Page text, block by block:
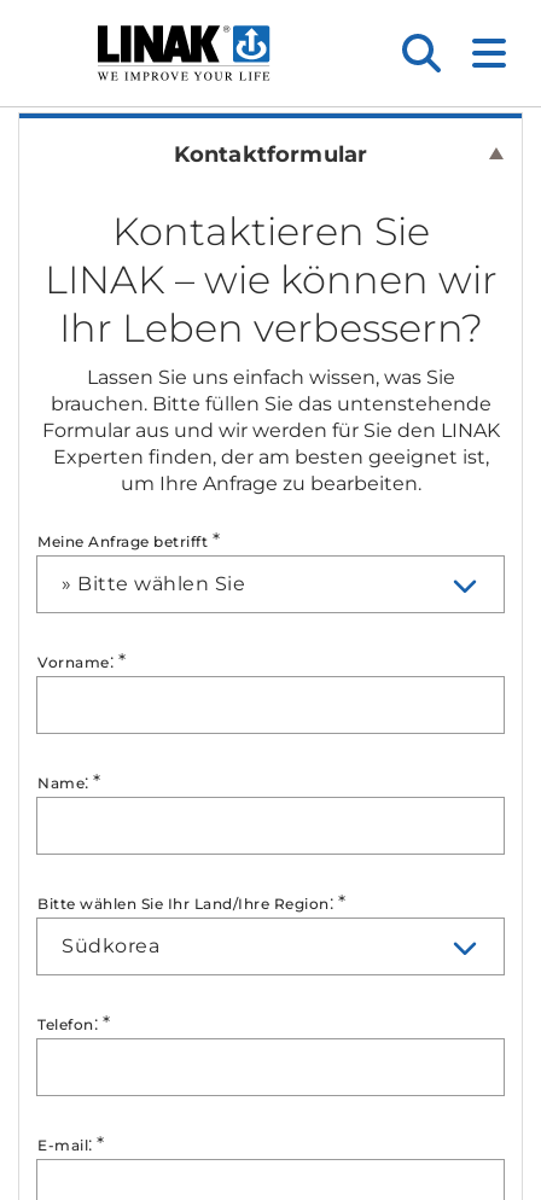
Kontaktformular
Kontaktieren Sie
LINAK – wie können wir
Ihr Leben verbessern?
Lassen Sie uns einfach wissen, was Sie
brauchen. Bitte füllen Sie das untenstehende
Formular aus und wir werden für Sie den LINAK
Experten finden, der am besten geeignet ist,
um Ihre Anfrage zu bearbeiten.
Meine Anfrage betrifft *
» Bitte wählen Sie
Vorname: *
Name: *
Bitte wählen Sie Ihr Land/Ihre Region: *
Südkorea
Telefon: *
E-mail: *